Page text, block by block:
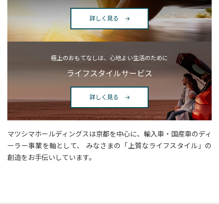
詳しく見る →
極上のおもてなしは、心地よい生活のために
ライフスタイルサービス
詳しく見る →
マツシマホールディングスは京都を中心に、輸入車・国産車のディ
ーラー事業を軸として、
みなさまの「上質なライフスタイル」の
創造をお手伝いしています。